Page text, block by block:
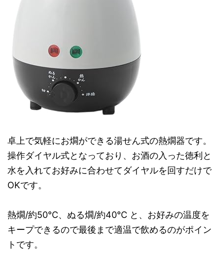
卓上で気軽にお燗ができる湯せん式の熱燗器です。
操作ダイヤル式となっており、お酒の入った徳利と
水を入れてお好みに合わせてダイヤルを回すだけで
OKです。
熱燗/約50℃、ぬる燗/約40℃ と、お好みの温度を
キープできるので最後まで適温で飲めるのがポイン
トです。